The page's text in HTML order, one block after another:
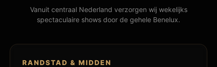
Vanuit centraal Nederland verzorgen wij wekelijks
spectaculaire shows door de gehele Benelux.
RANDSTAD & MIDDEN